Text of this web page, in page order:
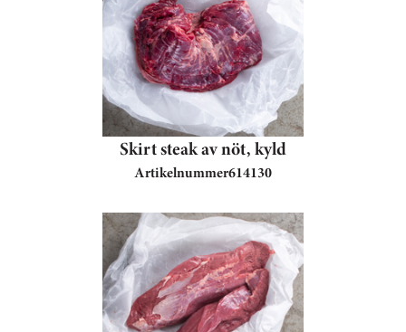
Skirt steak av nöt, kyld
Artikelnummer614130